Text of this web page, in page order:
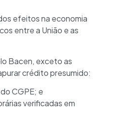
efeitos na economia
entre a União e as
Bacen, exceto as
crédito presumido:
CGPE; e
verificadas em